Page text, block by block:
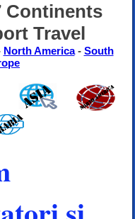
Continents
Travel
North America- South